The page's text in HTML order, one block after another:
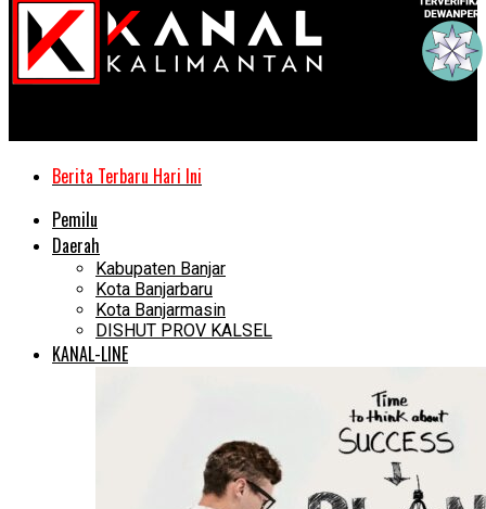
Berita Terbaru Hari Ini
Pemilu
Daerah
Kabupaten Banjar
Kota Banjarbaru
Kota Banjarmasin
DISHUT PROV KALSEL
KANAL-LINE